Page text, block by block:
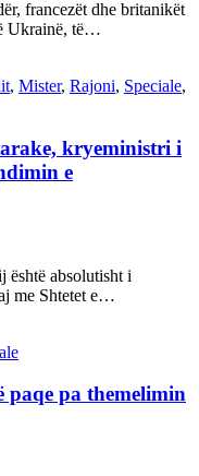
francezët dhe britanikët
Ukrainë, të…
, Mister, Rajoni, Speciale,
kryeministri i
e
absolutisht i
me Shtetet e…
pa themelimin